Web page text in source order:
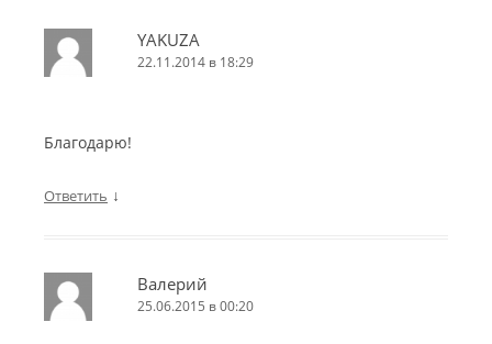
YAKUZA
22.11.2014 в 18:29
Благодарю!
Ответить ↓
Валерий
25.06.2015 в 00:20